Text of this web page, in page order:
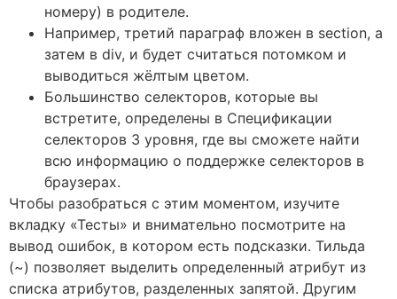
номеру) в родителе.
Например, третий параграф вложен в section, а
затем в div, и будет считаться потомком и
выводиться жёлтым цветом.
Большинство селекторов, которые вы
встретите, определены в Спецификации
селекторов 3 уровня, где вы сможете найти
всю информацию о поддержке селекторов в
браузерах.
Чтобы разобраться с этим моментом, изучите
вкладку «Тесты» и внимательно посмотрите на
вывод ошибок, в котором есть подсказки. Тильда
(~) позволяет выделить определенный атрибут из
списка атрибутов, разделенных запятой. Другим